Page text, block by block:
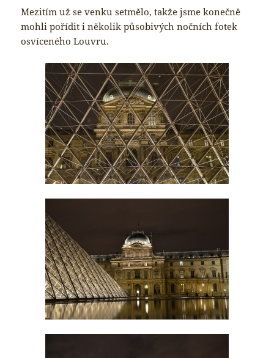
Mezitím už se venku setmělo, takže jsme konečně
mohli pořídit i několik působivých nočních fotek
osvíceného Louvru.